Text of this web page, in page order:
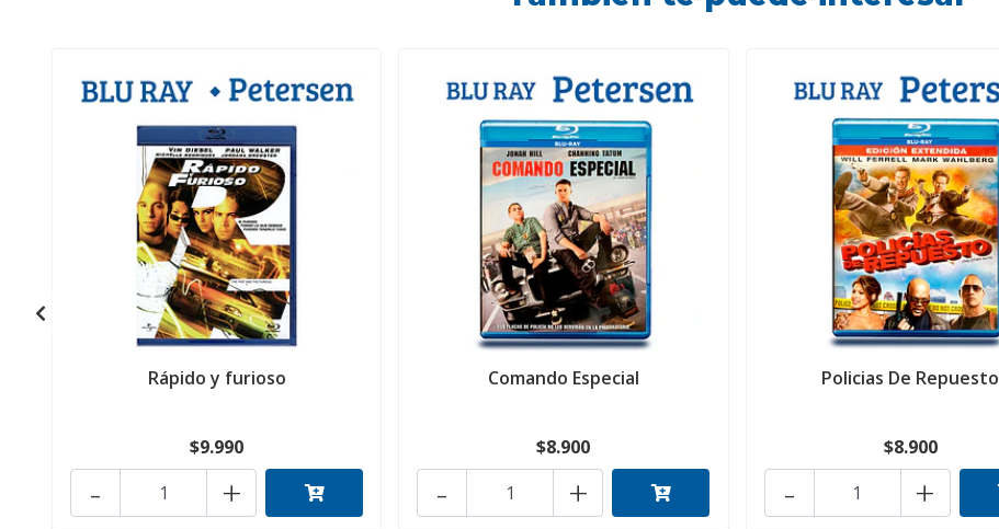
Rápido y furioso
$9.990
+
-
Comando Especial
$8.900
+
-
Policias De Repuesto
$8.900
+
-